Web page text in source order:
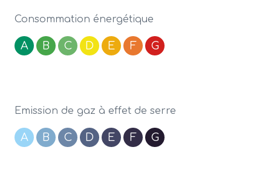
Consommation énergétique
A B C D E F G
Emission de gaz à effet de serre
A B C D E F G